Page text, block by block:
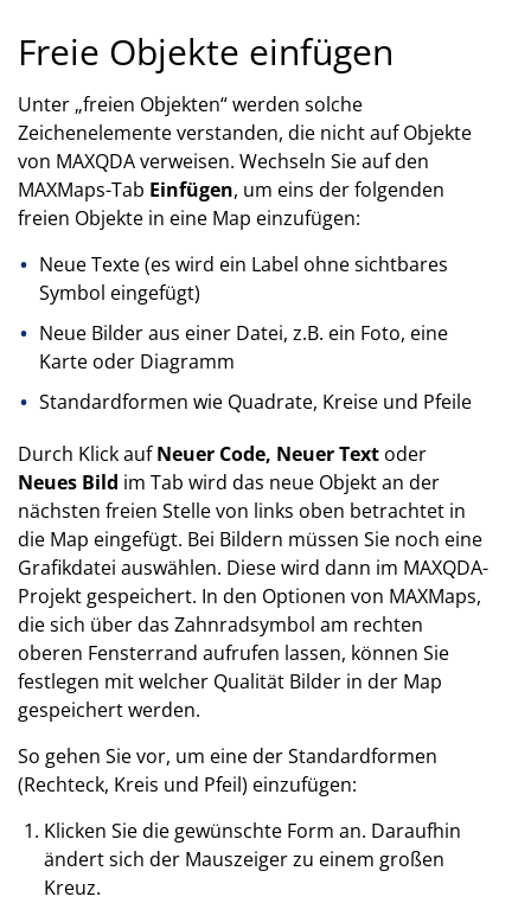
Freie Objekte einfügen
Unter „freien Objekten“ werden solche
Zeichenelemente verstanden, die nicht auf Objekte
von MAXQDA verweisen. Wechseln Sie auf den
MAXMaps-Tab Einfügen, um eins der folgenden
freien Objekte in eine Map einzufügen:
Neue Texte (es wird ein Label ohne sichtbares
Symbol eingefügt)
Neue Bilder aus einer Datei, z.B. ein Foto, eine
Karte oder Diagramm
Standardformen wie Quadrate, Kreise und Pfeile
Durch Klick aufNeuer Code, Neuer Text oder
Neues Bild im Tab wird das neue Objekt an der
nächsten freien Stelle von links oben betrachtet in
die Map eingefügt. Bei Bildern müssen Sie noch eine
Grafikdatei auswählen. Diese wird dann im MAXQDA-
Projekt gespeichert. In den Optionen von MAXMaps,
die sich über das Zahnradsymbol am rechten
oberen Fensterrand aufrufen lassen, können Sie
festlegen mit welcher Qualität Bilder in der Map
gespeichert werden.
So gehen Sie vor, um eine der Standardformen
(Rechteck, Kreis und Pfeil) einzufügen:
Klicken Sie die gewünschte Form an. Daraufhin
ändert sich der Mauszeiger zu einem großen
Kreuz.